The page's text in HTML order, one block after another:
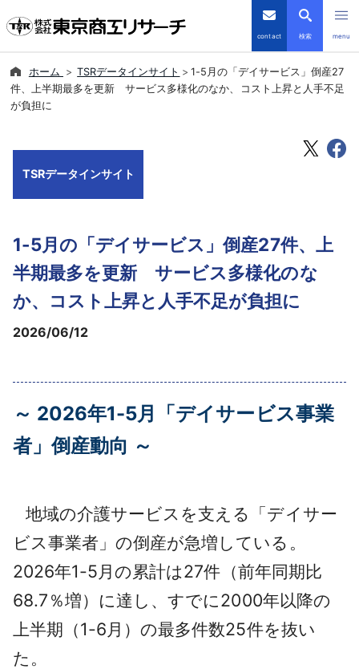
contact 検索 menu
倒産・注目企業情報
TSR-PLUS
会社案内
商品・サービス
採用情報
よくあるご質問
ホーム TSRデータインサイト
1-5月の「デイサービス」倒産27
件、上半期最多を更新 サービス多様化のなか、コスト上昇と人手不足
が負担に
TSRデータインサイト
1-5月の「デイサービス」倒産27件、上
半期最多を更新 サービス多様化のな
か、コスト上昇と人手不足が負担に
2026/06/12
～ 2026年1-5月「デイサービス事業
者」倒産動向 ～
地域の介護サービスを支える「デイサー
ビス事業者」の倒産が急増している。
2026年1-5月の累計は27件（前年同期比
68.7％増）に達し、すでに2000年以降の
上半期（1-6月）の最多件数25件を抜い
た。